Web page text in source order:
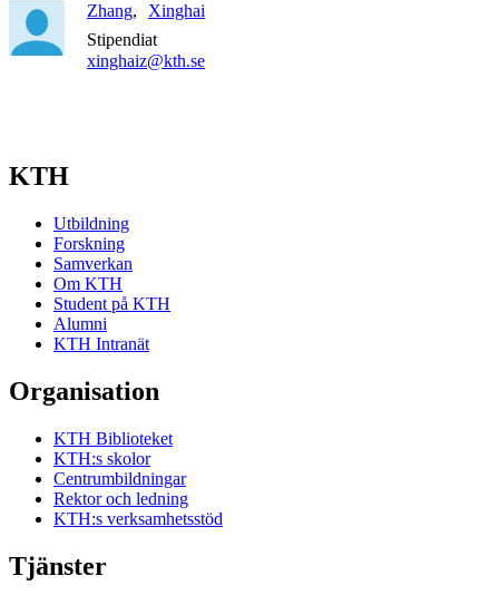
Zhang
Xinghai
Stipendiat
xinghaiz@kth.se
KTH
Utbildning
Forskning
Samverkan
Om KTH
Student på KTH
Alumni
KTH Intranät
Organisation
KTH Biblioteket
KTH:s skolor
Centrumbildningar
Rektor och ledning
KTH:s verksamhetsstöd
Tjänster